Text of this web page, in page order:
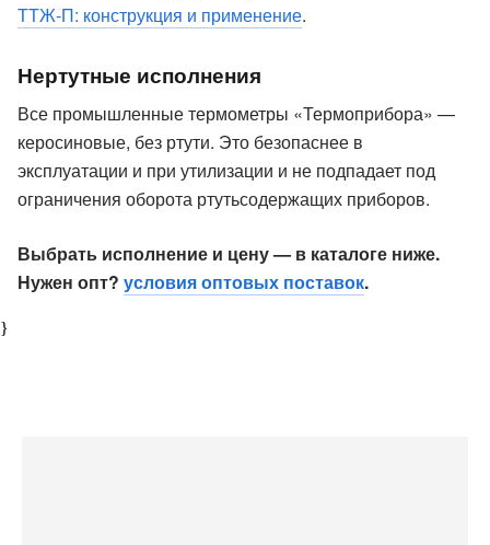
ТТЖ-П: конструкция и применение.
Нертутные исполнения
Все промышленные термометры «Термоприбора» —
керосиновые, без ртути. Это безопаснее в
эксплуатации и при утилизации и не подпадает под
ограничения оборота ртутьсодержащих приборов.
Выбрать исполнение и цену — в каталоге ниже.
Нужен опт? условия оптовых поставок.
}